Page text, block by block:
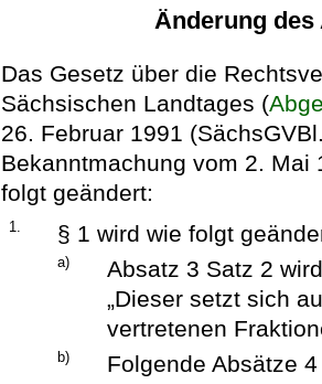
Änderung des
Das Gesetz über die
Sächsischen Landtages (
26. Februar 1991
Bekanntmachung vom 2. Mai
folgt geändert:
1. § 1 wird wie folgt
a)
Absatz 3 Satz 2
„Dieser setzt sich
vertretenen
b)
Folgende Absätze